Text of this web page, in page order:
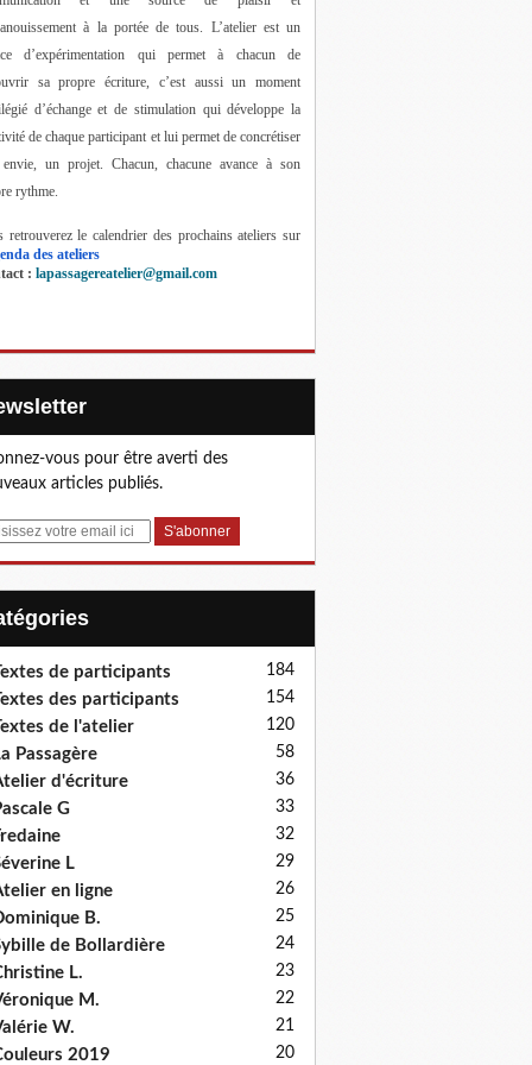
à la portée de tous. L’atelier est un
d’expérimentation qui permet à chacun de
sa propre écriture, c’est aussi un moment
d’échange et de stimulation qui développe la
de chaque participant et lui permet de concrétiser
un projet. Chacun, chacune avance à son
rythme.
retrouverez le calendrier des prochains ateliers sur
des ateliers
: lapassagereatelier@gmail.com
vous pour être averti des
articles publiés.
de participants 184
des participants 154
de l'atelier 120
Passagère 58
d'écriture 36
G 33
32
L 29
en ligne 26
B. 25
de Bollardière 24
L. 23
M. 22
W. 21
2019 20